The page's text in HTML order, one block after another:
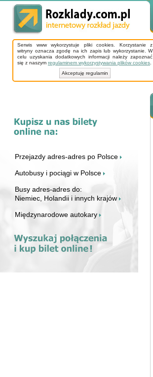
Serwis www wykorzystuje pliki cookies. Korzystanie z
witryny oznacza zgodę na ich zapis lub wykorzystanie. W
celu uzyskania dodatkowych informacji należy zapoznać
się z naszym regulaminem wykorzystywania plików cookies
Akceptuję regulamin
Przejazdy adres-adres po Polsce
Autobusy i pociągi w Polsce
Busy adres-adres do:
Niemiec, Holandii i innych krajów
Międzynarodowe autokary